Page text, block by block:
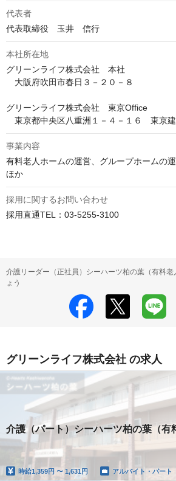
代表者
代表取締役　玉井　信行
本社所在地
グリーンライフ株式会社　本社
大阪府吹田市春日３－２０－８
グリーンライフ株式会社　東京Office
東京都中央区八重洲１－４－１６　東京
事業内容
有料老人ホームの運営、グループホームの
ほか
採用に関するお問い合わせ
採用直通TEL：03-5255-3100
介護リーダー（正社員）シーハーツ柏の葉（有料老
ょう
グリーンライフ株式会社 の求人
介護（パート）シーハーツ柏の葉（有
時給1,359円 〜 1,631円 アルバイト・パート